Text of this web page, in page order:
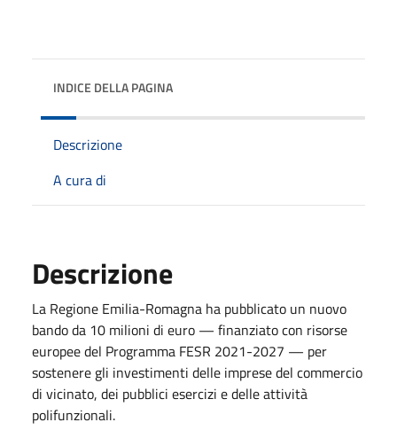
INDICE DELLA PAGINA
Descrizione
A cura di
Descrizione
La Regione Emilia-Romagna ha pubblicato un nuovo
bando da 10 milioni di euro — finanziato con risorse
europee del Programma FESR 2021-2027 — per
sostenere gli investimenti delle imprese del commercio
di vicinato, dei pubblici esercizi e delle attività
polifunzionali.